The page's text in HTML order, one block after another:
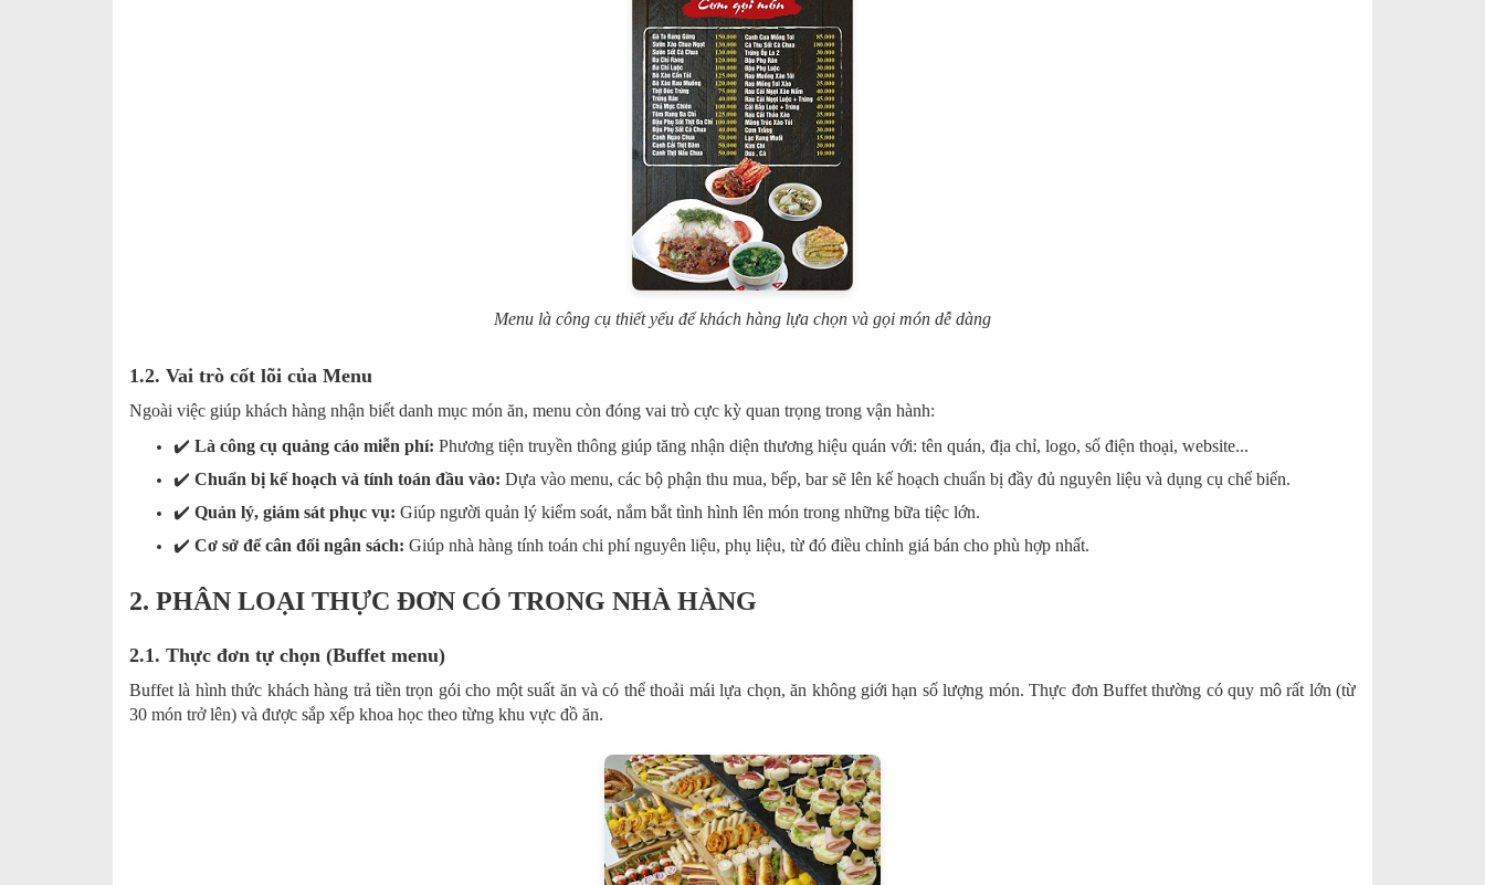
Menu là công cụ thiết yếu để khách hàng lựa chọn và gọi món dễ dàng
1.2. Vai trò cốt lõi của Menu
Ngoài việc giúp khách hàng nhận biết danh mục món ăn, menu còn đóng vai trò cực kỳ quan trọng trong vận hành:
✔️ Là công cụ quảng cáo miễn phí: Phương tiện truyền thông giúp tăng nhận diện thương hiệu quán với: tên quán, địa chỉ, logo, số điện thoại, website...
✔️ Chuẩn bị kế hoạch và tính toán đầu vào: Dựa vào menu, các bộ phận thu mua, bếp, bar sẽ lên kế hoạch chuẩn bị đầy đủ nguyên liệu và dụng cụ chế biến.
✔️ Quản lý, giám sát phục vụ: Giúp người quản lý kiểm soát, nắm bắt tình hình lên món trong những bữa tiệc lớn.
✔️ Cơ sở để cân đối ngân sách: Giúp nhà hàng tính toán chi phí nguyên liệu, phụ liệu, từ đó điều chỉnh giá bán cho phù hợp nhất.
2. PHÂN LOẠI THỰC ĐƠN CÓ TRONG NHÀ HÀNG
2.1. Thực đơn tự chọn (Buffet menu)
Buffet là hình thức khách hàng trả tiền trọn gói cho một suất ăn và có thể thoải mái lựa chọn, ăn không giới hạn số lượng món. Thực đơn Buffet thường có quy mô rất lớn (từ
30 món trở lên) và được sắp xếp khoa học theo từng khu vực đồ ăn.